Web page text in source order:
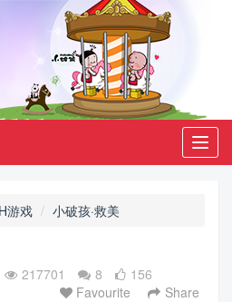
游戏 小破孩·救美
217701 8
156
Favourite
Share